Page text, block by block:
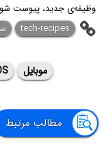
وظیفه‌ی جدید، پیوست
tech-recipes
موبایل
مطالب مرتبط